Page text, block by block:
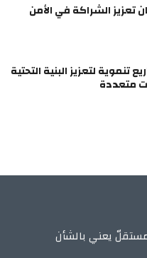
تعزيز الشراكة في الأمن
لتعزيز البنية التحتية
متعددة
يعني بالشأن